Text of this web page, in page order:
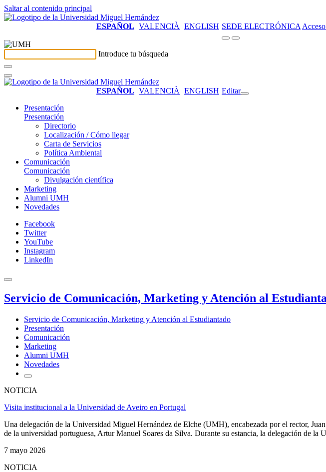
Saltar al contenido principal
ESPAÑOL VALENCIÀ ENGLISH SEDE ELECTRÓNICA
Introduce tu búsqueda
ESPAÑOL VALENCIÀ ENGLISH Editar
Presentación
Presentación
Directorio
Localización / Cómo llegar
Carta de Servicios
Política Ambiental
Comunicación
Comunicación
Divulgación científica
Marketing
Alumni UMH
Novedades
Facebook
Twitter
YouTube
Instagram
LinkedIn
Servicio de Comunicación, Marketing y Atención al
Servicio de Comunicación, Marketing y Atención al Estudiantado
Presentación
Comunicación
Marketing
Alumni UMH
Novedades
NOTICIA
Visita institucional a la Universidad de Aveiro en Portugal
Una delegación de la Universidad Miguel Hernández de Elche (UMH), encabezada por el rector,
de la universidad portuguesa, Artur Manuel Soares da Silva. Durante su estancia, la delegación de
7 mayo 2026
NOTICIA